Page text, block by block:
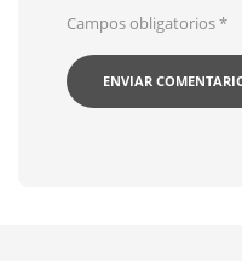
Campos obligatorios*